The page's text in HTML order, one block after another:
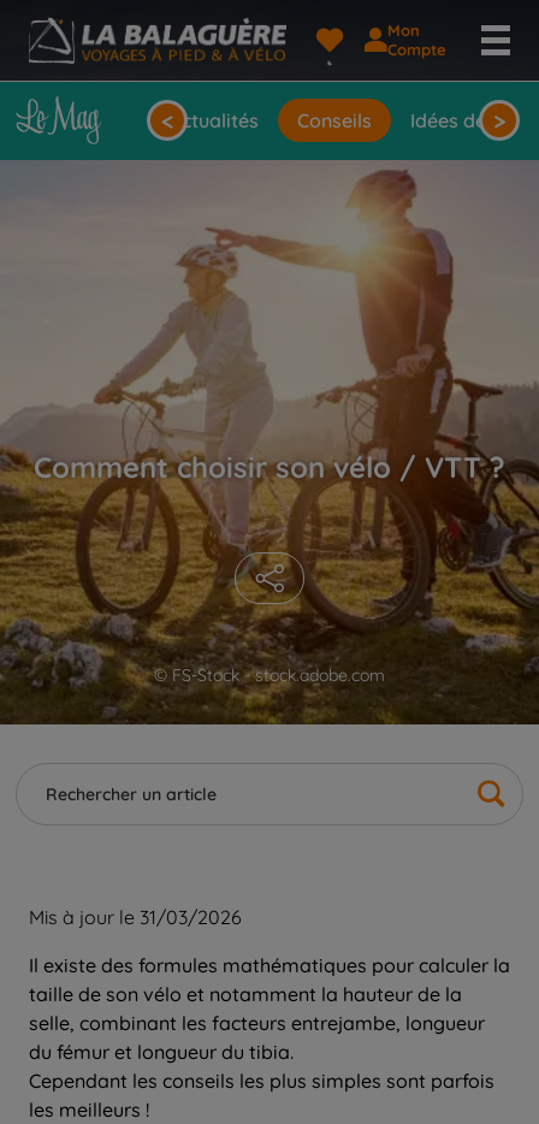
Mon
Compte
Actualités Conseils Idées de
< >
© FS-Stock - stock.adobe.com
Comment choisir son vélo / VTT ?
Mis à jour le 31/03/2026
Il existe des formules mathématiques pour calculer la
taille de son vélo et notamment la hauteur de la
selle, combinant les facteurs entrejambe, longueur
du fémur et longueur du tibia.
Cependant les conseils les plus simples sont parfois
les meilleurs !